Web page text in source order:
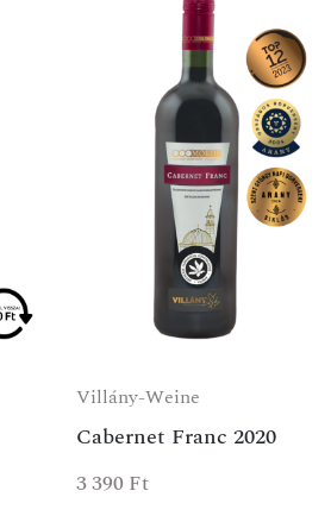
Villány-Weine
Cabernet Franc 2020
3 390 Ft